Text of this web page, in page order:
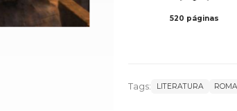
520 páginas
Tags: LITERATURA